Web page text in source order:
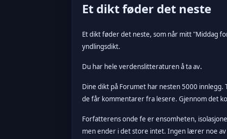
Et dikt føder det neste
Et dikt føder det neste, som når mitt "Middag
yndlingsdikt.
Du har hele verdenslitteraturen å ta av.
Dine dikt på Forumet har nesten 5000
de får kommentarer fra lesere. Gjennom det
Forfatterens onde fe er ensomheten,
men ender i det store intet. Ingen lærer noe